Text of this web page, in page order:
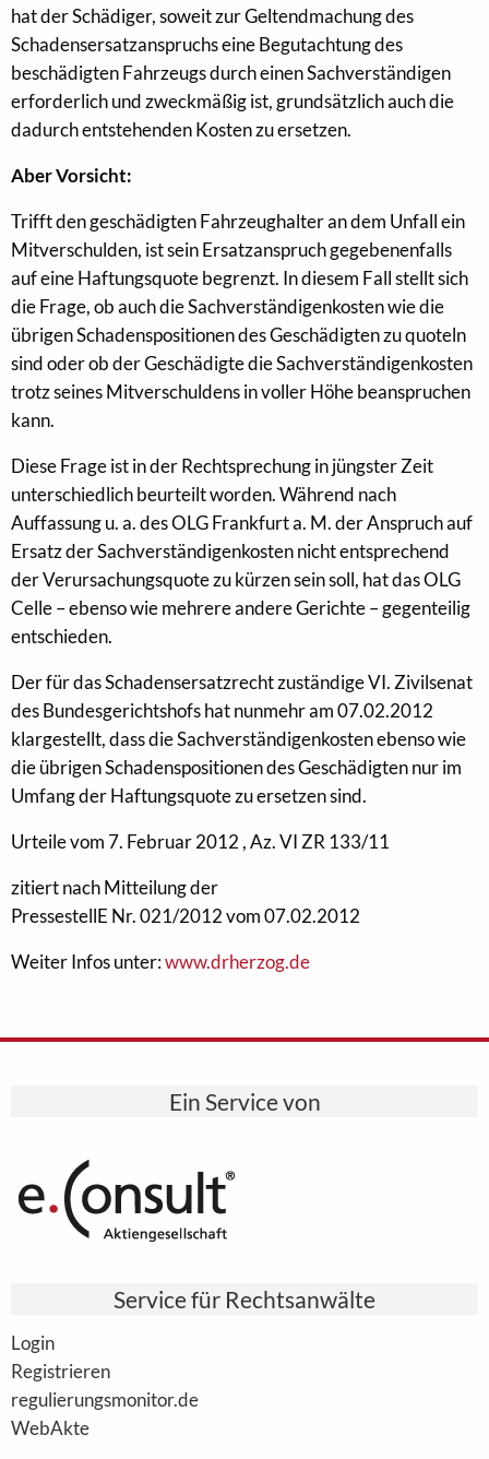
hat der Schädiger, soweit zur Geltendmachung des
Schadensersatzanspruchs eine Begutachtung des
beschädigten Fahrzeugs durch einen Sachverständigen
erforderlich und zweckmäßig ist, grundsätzlich auch die
dadurch entstehenden Kosten zu ersetzen.
Aber Vorsicht:
Trifft den geschädigten Fahrzeughalter an dem Unfall ein
Mitverschulden, ist sein Ersatzanspruch gegebenenfalls
auf eine Haftungsquote begrenzt. In diesem Fall stellt sich
die Frage, ob auch die Sachverständigenkosten wie die
übrigen Schadenspositionen des Geschädigten zu quoteln
sind oder ob der Geschädigte die Sachverständigenkosten
trotz seines Mitverschuldens in voller Höhe beanspruchen
kann.
Diese Frage ist in der Rechtsprechung in jüngster Zeit
unterschiedlich beurteilt worden. Während nach
Auffassung u. a. des OLG Frankfurt a. M. der Anspruch auf
Ersatz der Sachverständigenkosten nicht entsprechend
der Verursachungsquote zu kürzen sein soll, hat das OLG
Celle – ebenso wie mehrere andere Gerichte – gegenteilig
entschieden.
Der für das Schadensersatzrecht zuständige VI. Zivilsenat
des Bundesgerichtshofs hat nunmehr am 07.02.2012
klargestellt, dass die Sachverständigenkosten ebenso wie
die übrigen Schadenspositionen des Geschädigten nur im
Umfang der Haftungsquote zu ersetzen sind.
Urteile vom 7. Februar 2012 , Az. VI ZR 133/11
zitiert nach Mitteilung der
PressestellE Nr. 021/2012 vom 07.02.2012
Weiter Infos unter:www.drherzog.de
Ein Service von
Service für Rechtsanwälte
Login
Registrieren
regulierungsmonitor.de
WebAkte